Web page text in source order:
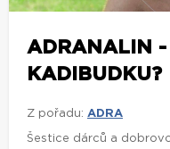
ADRANALIN -
KADIBUDKU?
Z pořadu: ADRA
Šestice dárců a